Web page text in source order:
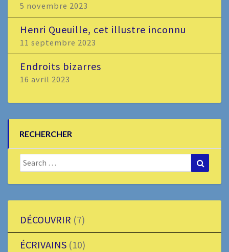
5 novembre 2023
Henri Queuille, cet illustre inconnu
11 septembre 2023
Endroits bizarres
16 avril 2023
RECHERCHER
Search
for:
DÉCOUVRIR (7)
ÉCRIVAINS (10)